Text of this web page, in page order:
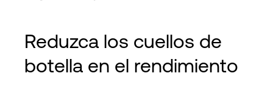
Reduzca los cuellos de
botella en el rendimiento